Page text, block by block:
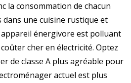
la consommation de chacun
une cuisine rustique et
énergivore est polluant
cher en électricité. Optez
de classe A plus agréable pour
actuel est plus